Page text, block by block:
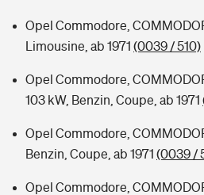
Opel Commodore,
Limousine, ab 1971 (0039 / 510)
Opel Commodore,
103 kW, Benzin, Coupe, ab 1971
Opel Commodore,
Benzin, Coupe, ab 1971 (0039 /
Opel Commodore,